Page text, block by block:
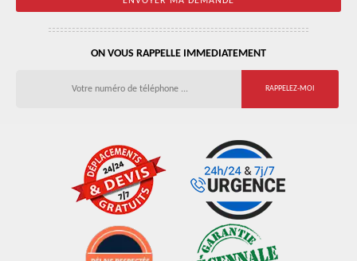
ON VOUS RAPPELLE IMMEDIATEMENT